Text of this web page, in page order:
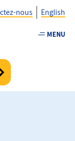
nous English
MENU